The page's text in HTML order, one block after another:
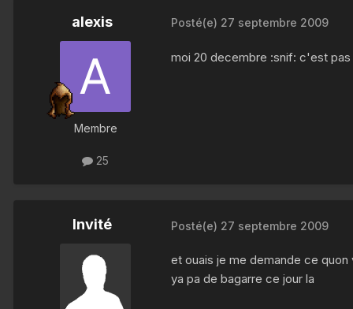
alexis
Membre
25
Posté(e) 27 septembre 2009
moi 20 decembre :snif: c'est
Invité Posté(e) 27 septembre 2009
et ouais je me demande ce
ya pa de bagarre ce jour la